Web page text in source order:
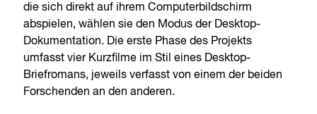
die sich direkt auf ihrem Computerbildschirm
abspielen, wählen sie den Modus der Desktop-
Dokumentation. Die erste Phase des Projekts
umfasst vier Kurzfilme im Stil eines Desktop-
Briefromans, jeweils verfasst von einem der beiden
Forschenden an den anderen.